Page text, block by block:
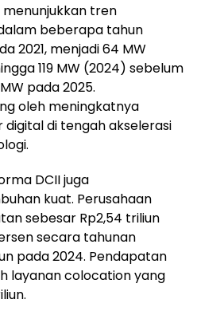
menunjukkan tren
beberapa tahun
2021, menjadi 64 MW
119 MW (2024) sebelum
pada 2025.
oleh meningkatnya
di tengah akselerasi
DCII juga
kuat. Perusahaan
sebesar Rp2,54 triliun
secara tahunan
pada 2024. Pendapatan
layanan colocation yang